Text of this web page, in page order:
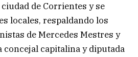
de Corrientes y se
locales, respaldando los
de Mercedes Mestres y
concejal capitalina y diputada